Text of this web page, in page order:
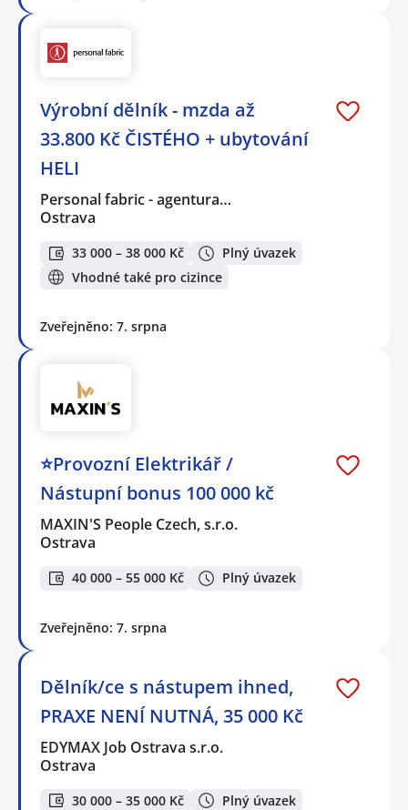
Výrobní dělník - mzda až
33.800 Kč ČISTÉHO + ubytování
HELI
Personal fabric - agentura…
Ostrava
33 000 – 38 000 Kč
Plný úvazek
Vhodné také pro cizince
Zveřejněno: 7. srpna
⭐Provozní Elektrikář /
Nástupní bonus 100 000 kč
MAXIN'S People Czech, s.r.o.
Ostrava
40 000 – 55 000 Kč Plný úvazek
Zveřejněno: 7. srpna
Dělník/ce s nástupem ihned,
PRAXE NENÍ NUTNÁ, 35 000 Kč
EDYMAX Job Ostrava s.r.o.
Ostrava
30 000 – 35 000 Kč
Plný úvazek